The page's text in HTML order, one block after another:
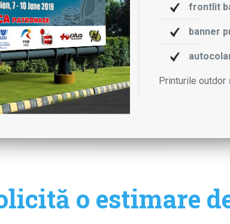
frontlit
banner
Printurile outdor
o estimare